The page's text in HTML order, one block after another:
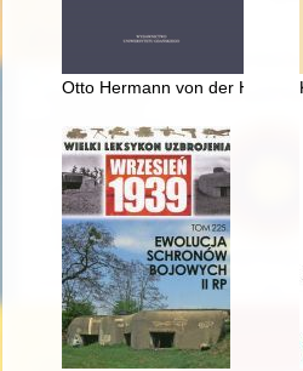
Otto Hermann von der Howen